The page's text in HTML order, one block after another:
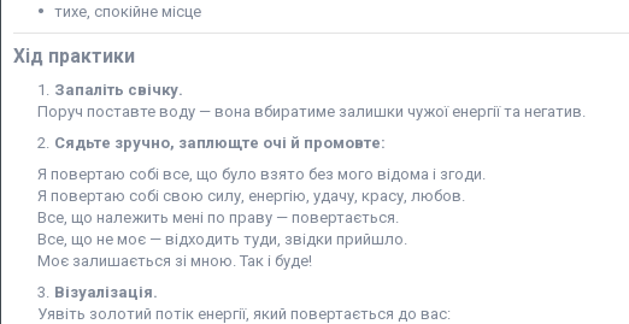
тихе, спокійне місце
Хід практики
Запаліть свічку.
Поруч поставте воду — вона вбиратиме залишки чужої енергії та негатив.
Сядьте зручно, заплющте очі й промовте:
Я повертаю собі все, що було взято без мого відома і згоди.
Я повертаю собі свою силу, енергію, удачу, красу, любов.
Все, що належить мені по праву — повертається.
Все, що не моє — відходить туди, звідки прийшло.
Моє залишається зі мною. Так і буде!
Візуалізація.
Уявіть золотий потік енергії, який повертається до вас: